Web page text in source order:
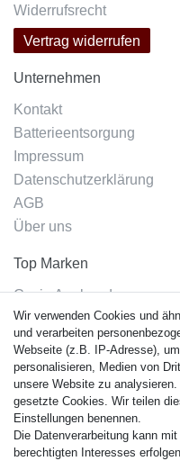
Widerrufsrecht
Vertrag widerrufen
Unternehmen
Kontakt
Batterieentsorgung
Impressum
Datenschutzerklärung
AGB
Über uns
Top Marken
Casio Armband
Festina Armband
Citizen Armband
M. Lacroix Armband
J. Lemans Armband
Uhrenarmbänder - Alle
Sicherheit
Wir verwenden Cookies und
und verarbeiten
Webseite (z.B. IP-Adresse),
personalisieren, Medien von
unsere Website zu
gesetzte Cookies. Wir teilen
Einstellungen benennen.
Die Datenverarbeitung kann
berechtigten Interesses